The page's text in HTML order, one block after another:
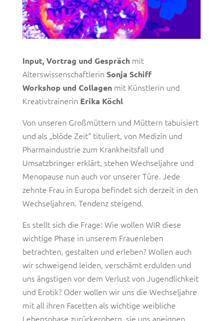
Input, Vortrag und Gesprächmit
Alterswissenschaftlerin Sonja Schiff
Workshop und Collagenmit Künstlerin und
Kreativtrainerin Erika Köchl
Von unseren Großmüttern und Müttern tabuisiert
und als „blöde Zeit“ tituliert, von Medizin und
Pharmaindustrie zum Krankheitsfall und
Umsatzbringer erklärt, stehen Wechseljahre und
Menopause nun auch vor unserer Türe. Jede
zehnte Frau in Europa befindet sich derzeit in den
Wechseljahren. Tendenz steigend.
Es stellt sich die Frage: Wie wollen WIR diese
wichtige Phase in unserem Frauenleben
betrachten, gestalten und erleben? Wollen auch
wir schweigend leiden, verschämt erdulden und
uns ängstigen vor dem Verlust von Jugendlichkeit
und Erotik? Oder wollen wir uns die Wechseljahre
mit all ihren Facetten als wichtige weibliche
Lebensphase zurückerobern, sie uns aneignen,